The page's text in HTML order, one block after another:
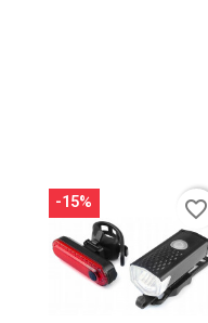
-15% favorite_border